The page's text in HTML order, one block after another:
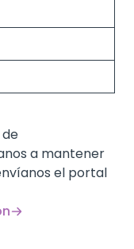
a mantener
el portal